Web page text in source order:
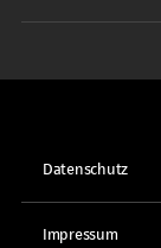
Datenschutz
Impressum